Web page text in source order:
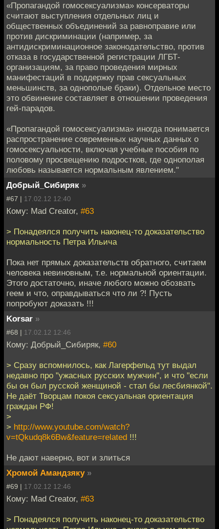
«Пропагандой гомосексуализма» консерваторы
считают выступления отдельных лиц и
общественных объединений за равноправие или
против дискриминации (например, за
антидискриминационное законодательство, против
отказа в государственной регистрации ЛГБТ-
организациям, за право проведения мирных
манифестаций в поддержку прав сексуальных
меньшинств, за однополые браки). Отдельное место
это обвинение составляет в отношении проведения
гей-парадов.
«Пропагандой гомосексуализма» иногда понимается
распространение современных научных данных о
гомосексуальности, включая учебные пособия по
половому просвещению подростков, где однополая
любовь называется нормальным явлением."
Добрый_Сибиряк »
#67 | 17.02.12 12:40
Кому: Mad Creator, #63
> Понадеялся получить наконец-то доказательство
нормальность Петра Ильича
Пока нет прямых доказательств обратного, считаем
человека невиновным, т.е. нормальной ориентации.
Этого достаточно, иначе любого можно обозвать
геем и что, оправдываться что ли ?! Пусть
попробуют доказать !!!
Korsar »
#68 | 17.02.12 12:46
Кому: Добрый_Сибиряк, #60
> Сразу вспомнилось, как Лагерфельд тут выдал
недавно про "ужасных русских мужчин", и что "если
бы он был русской женщиной - стал бы лесбиянкой".
Не даёт Творцам покоя сексуальная ориентация
граждан РФ!
>
> http://www.youtube.com/watch?
v=tQkudq8k6Bw&feature=related !!!
Не дают наверно, вот и злиться
Хромой Амандзяку »
#69 | 17.02.12 12:46
Кому: Mad Creator, #63
> Понадеялся получить наконец-то доказательство